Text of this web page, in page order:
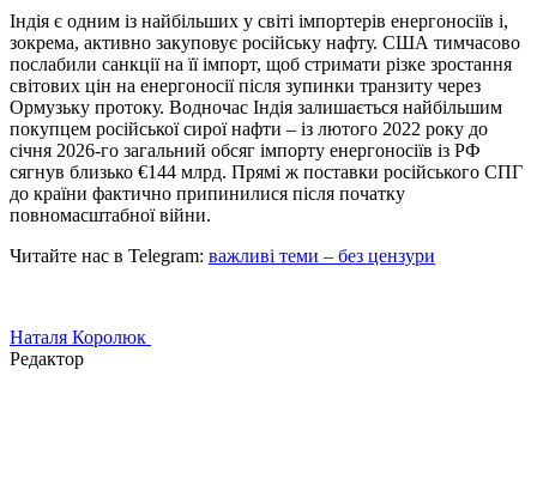
Індія є одним із найбільших у світі імпортерів енергоносіїв і,
зокрема, активно закуповує російську нафту. США тимчасово
послабили санкції на її імпорт, щоб стримати різке зростання
світових цін на енергоносії після зупинки транзиту через
Ормузьку протоку. Водночас Індія залишається найбільшим
покупцем російської сирої нафти – із лютого 2022 року до
січня 2026-го загальний обсяг імпорту енергоносіїв із РФ
сягнув близько €144 млрд. Прямі ж поставки російського СПГ
до країни фактично припинилися після початку
повномасштабної війни.
Читайте нас в Telegram: важливі теми – без цензури
Наталя Королюк
Редактор